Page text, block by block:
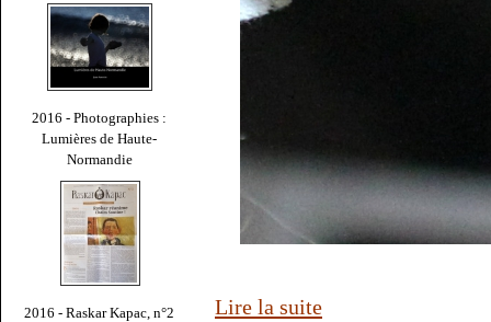
2016 - Photographies :
Lumières de Haute-
Normandie
2016 - Raskar Kapac, n°2 Lire la suite